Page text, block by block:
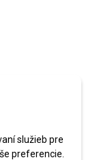
služieb pre
preferencie.